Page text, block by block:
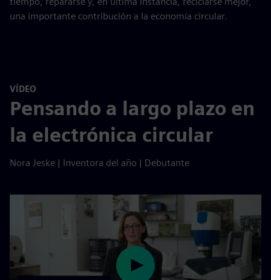
una importante contribución a la economía circular.
VÍDEO
Pensando a largo plazo en
la electrónica circular
Nora Jeske | Inventora del año | Debutante
Play